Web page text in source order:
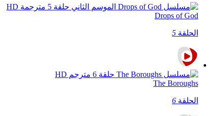
Drops of God
الحلقة 5
The Boroughs
الحلقة 6